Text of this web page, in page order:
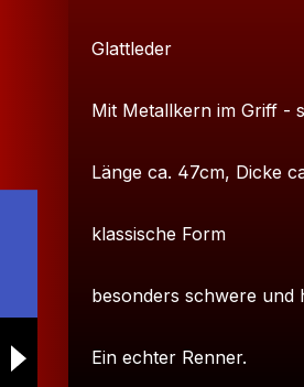
Glattleder
Mit Metallkern im Griff -
Länge ca. 47cm, Dicke
klassische Form
besonders schwere
Ein echter Renner.